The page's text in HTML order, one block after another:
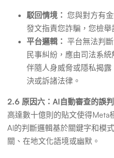
駁回情境： 您與對方有
發文指責您詐騙，您檢舉
平台邏輯： 平台無法判
民事糾紛，應由司法系
伴隨人身威脅或隱私揭
決或訴諸法律。
2.6 原因六：AI自動審查的誤
高達數十億則的貼文使得Meta
AI的判斷邏輯基於關鍵字和模
關、在地文化語境或幽默。